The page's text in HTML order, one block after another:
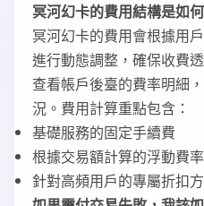
冥河幻卡的費用結構是如
冥河幻卡的費用會根據用
進行動態調整，確保收費
查看帳戶後臺的費率明細
況。費用計算重點包含：
基礎服務的固定手續費
根據交易額計算的浮動費率
針對高頻用戶的專屬折扣